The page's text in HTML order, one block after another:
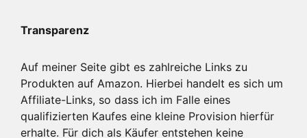
Transparenz
Auf meiner Seite gibt es zahlreiche Links zu
Produkten auf Amazon. Hierbei handelt es sich um
Affiliate-Links, so dass ich im Falle eines
qualifizierten Kaufes eine kleine Provision hierfür
erhalte. Für dich als Käufer entstehen keine